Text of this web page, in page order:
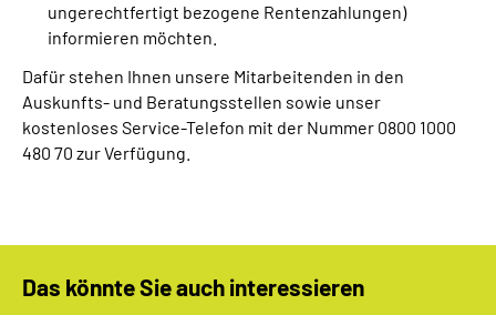
ungerechtfertigt bezogene Rentenzahlungen)
informieren möchten.
Dafür stehen Ihnen unsere Mitarbeitenden in den
Auskunfts- und Beratungsstellen sowie unser
kostenloses Service-Telefon mit der Nummer 0800 1000
480 70 zur Verfügung.
Das könnte Sie auch interessieren